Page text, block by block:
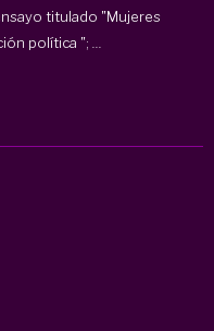
titulado "Mujeres
política ";